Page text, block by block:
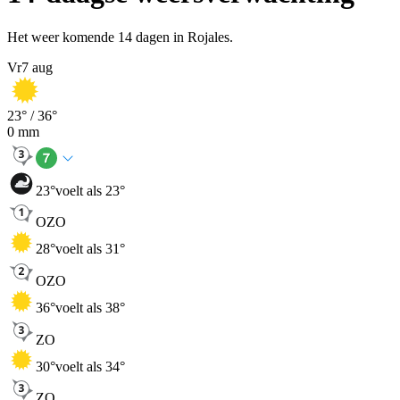
Het weer komende 14 dagen in Rojales.
Vr7 aug
23° /36°
0 mm
23°voelt als 23°
OZO
28°voelt als 31°
OZO
36°voelt als 38°
ZO
30°voelt als 34°